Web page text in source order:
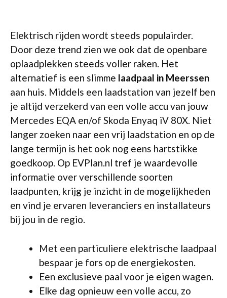
Elektrisch rijden wordt steeds populairder.
Door deze trend zien we ook dat de openbare
oplaadplekken steeds voller raken. Het
alternatief is een slimme laadpaal in Meerssen
aan huis. Middels een laadstation van jezelf ben
je altijd verzekerd van een volle accu van jouw
Mercedes EQA en/of Skoda Enyaq iV 80X. Niet
langer zoeken naar een vrij laadstation en op de
lange termijn is het ook nog eens hartstikke
goedkoop. Op EVPlan.nl tref je waardevolle
informatie over verschillende soorten
laadpunten, krijg je inzicht in de mogelijkheden
en vind je ervaren leveranciers en installateurs
bij jou in de regio.
Met een particuliere elektrische laadpaal
bespaar je fors op de energiekosten.
Een exclusieve paal voor je eigen wagen.
Elke dag opnieuw een volle accu, zo